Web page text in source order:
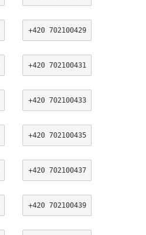
+420 702100429
+420 702100431
+420 702100433
+420 702100435
+420 702100437
+420 702100439